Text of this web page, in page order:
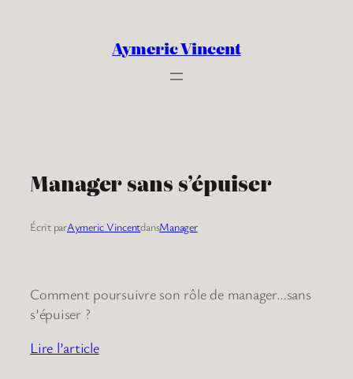
Aymeric Vincent
Manager sans s’épuiser
Écrit parAymeric VincentdansManager
Comment poursuivre son rôle de manager…sans
s’épuiser ?
Lire l’article